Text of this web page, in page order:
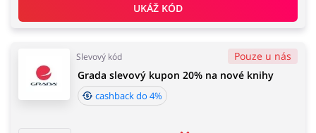
UKÁŽ KÓD
Slevový kód Pouze u nás
Grada slevový kupon 20% na nové knihy
cashback do 4%